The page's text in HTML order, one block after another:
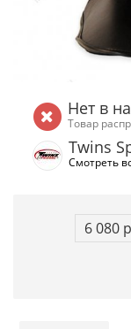
Нет в
Товар
Twins
Смотреть
6 080